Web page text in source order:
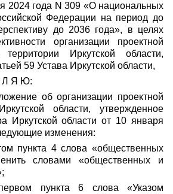
2024 года N 309 «О национальных
Федерации на период до
до 2036 года», в целях
организации проектной
Иркутской области,
59 Устава Иркутской области,
Л Я Ю:
об организации проектной
области, утвержденное
Иркутской области от 10 января
изменения:
пункта 4 слова «общественных
словами «общественных и
пункта 6 слова «Указом